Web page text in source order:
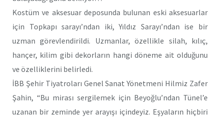
Kostüm ve aksesuar deposunda bulunan eski aksesuarlar
için Topkapı sarayı’ndan iki, Yıldız Sarayı’ndan ise bir
uzman görevlendirildi. Uzmanlar, özellikle silah, kılıç,
hançer, kilim gibi dekorların hangi döneme ait olduğunu
ve özelliklerini belirledi.
İBB Şehir Tiyatroları Genel Sanat Yönetmeni Hilmiz Zafer
Şahin, “Bu mirası sergilemek için Beyoğlu’ndan Tünel’e
uzanan bir zeminde yer arayışı içindeyiz. Eşyaların hiçbiri